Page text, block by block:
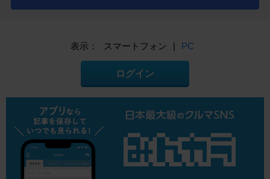
表示： スマートフォン | PC
ログイン